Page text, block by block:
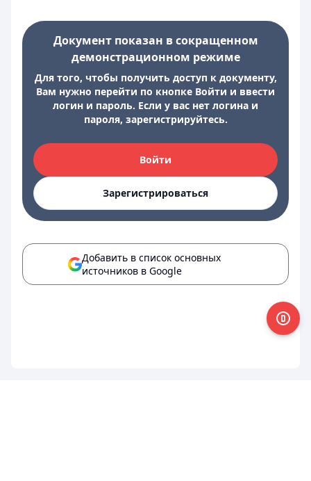
Документ показан в сокращенном
демонстрационном режиме
Для того, чтобы получить доступ к документу,
Вам нужно перейти по кнопке Войти и ввести
логин и пароль. Если у вас нет логина и
пароля, зарегистрируйтесь.
Войти
Зарегистрироваться
Добавить в список основных
источников в Google